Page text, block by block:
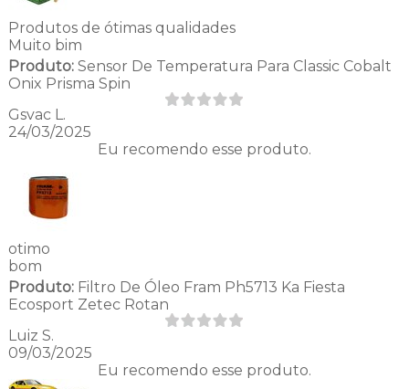
Produtos de ótimas qualidades
Muito bim
Produto:Sensor De Temperatura Para Classic Cobalt
Onix Prisma Spin
Gsvac L.
24/03/2025
Eu recomendo esse produto.
otimo
bom
Produto:Filtro De Óleo Fram Ph5713 Ka Fiesta
Ecosport Zetec Rotan
Luiz S.
09/03/2025
Eu recomendo esse produto.